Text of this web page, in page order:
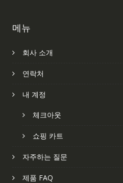
메뉴
회사 소개
연락처
내 계정
체크아웃
쇼핑 카트
자주하는 질문
제품 FAQ